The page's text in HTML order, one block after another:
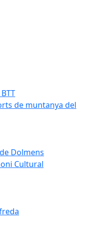
de muntanya del
Dolmens
Cultural